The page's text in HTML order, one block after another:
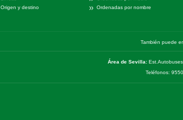
Origen y destino
Ordenadas por nombre
También puede
Área de Sevilla:Est.Autobuses
Teléfonos: